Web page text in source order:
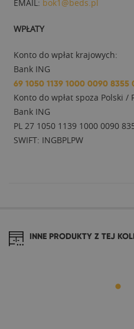
EMAIL: bok1@beds.pl
WPŁATY
Konto do wpłat krajowych:
Bank ING
69 1050 1139 1000 0090 8355
Konto do wpłat spoza Polski /
Bank ING
PL 27 1050 1139 1000 0090
SWIFT: INGBPLPW
INNE PRODUKTY Z TEJ